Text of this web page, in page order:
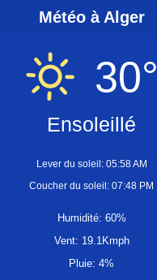
Météo à Alger
30°
Ensoleillé
Lever du soleil: 05:58 AM
Coucher du soleil: 07:48 PM
Humidité: 60%
Vent: 19.1Kmph
Pluie: 4%